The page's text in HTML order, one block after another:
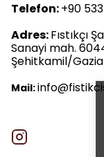
Telefon:+90
Adres:Fıstıkçı
Sanayi mah.
Şehitkamil/
Mail: